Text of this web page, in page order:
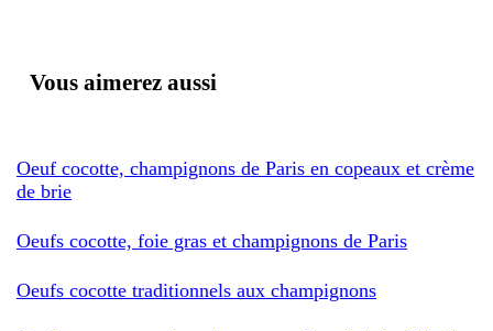
Vous aimerez aussi
Oeuf cocotte, champignons de Paris en copeaux et crème
de brie
Oeufs cocotte, foie gras et champignons de Paris
Oeufs cocotte traditionnels aux champignons